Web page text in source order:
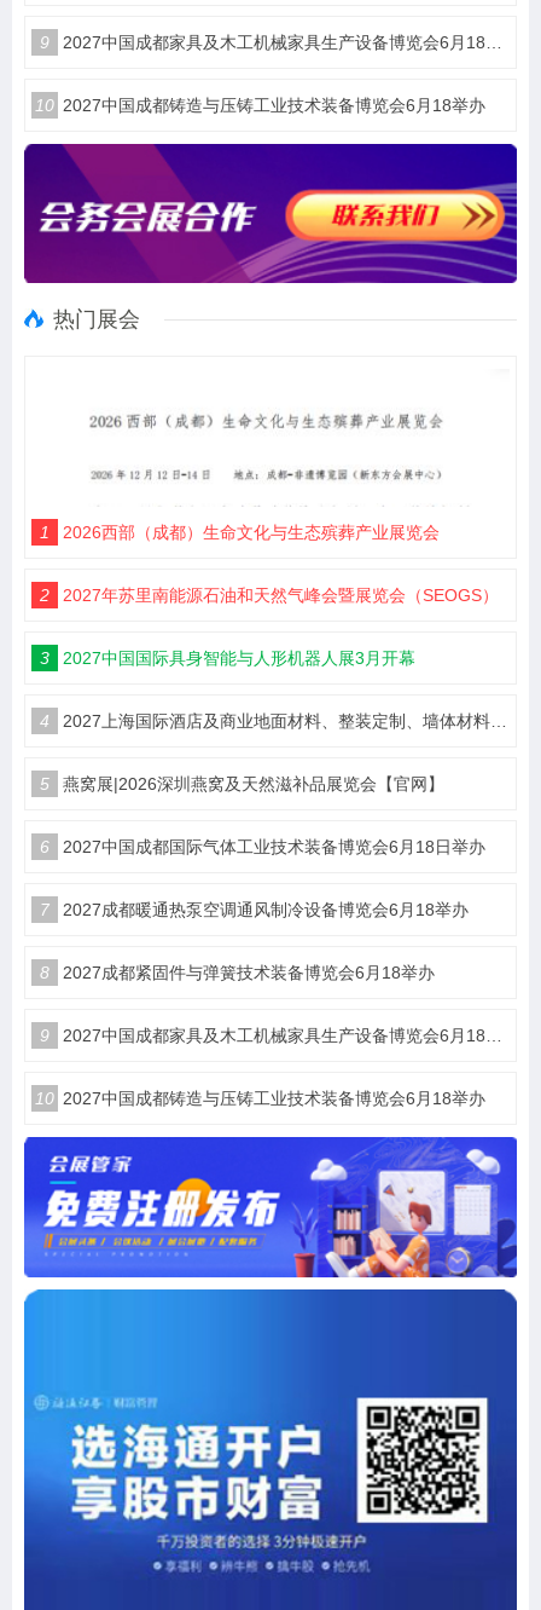
9 2027中国成都家具及木工机械家具生产设备博览会6月18举办
10 2027中国成都铸造与压铸工业技术装备博览会6月18举办
热门展会
1 2026西部（成都）生命文化与生态殡葬产业展览会
2 2027年苏里南能源石油和天然气峰会暨展览会（SEOGS）
3 2027中国国际具身智能与人形机器人展3月开幕
4 2027上海国际酒店及商业地面材料、整装定制、墙体材料及精品设计、智慧酒店、照明及智能控制博览会 展位火热销售中！
5 燕窝展|2026深圳燕窝及天然滋补品展览会【官网】
6 2027中国成都国际气体工业技术装备博览会6月18日举办
7 2027成都暖通热泵空调通风制冷设备博览会6月18举办
8 2027成都紧固件与弹簧技术装备博览会6月18举办
9 2027中国成都家具及木工机械家具生产设备博览会6月18举办
10 2027中国成都铸造与压铸工业技术装备博览会6月18举办